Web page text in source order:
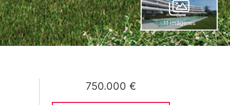
11 imágenes
750.000 €